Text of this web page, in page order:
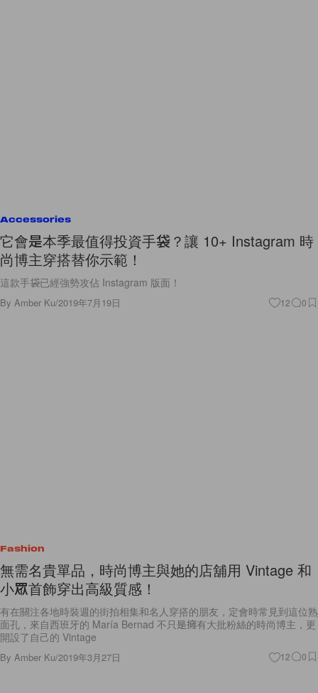
Accessories
它會是本季最值得投資手袋？讓 10+ Instagram 時
尚博主穿搭替你示範！
這款手袋已經強勢攻佔 Instagram 版面！
By Amber Ku/2019年7月19日 12 0
Fashion
無需名貴單品，時尚博主與她的店舖用 Vintage 和
小眾首飾穿出高級質感！
有在關注各地時裝週的街拍相集和名人穿搭的朋友，定會時常見到這位熟
面孔，來自西班牙的 María Bernad 不只是擁有大批粉絲的時尚博主，更
開設了自己的 Vintage
By Amber Ku/2019年3月27日 12 0